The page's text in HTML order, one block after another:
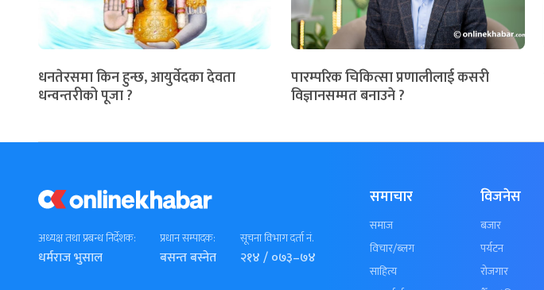
धनतेरसमा किन हुन्छ, आयुर्वेदका देवता
धन्वन्तरीको पूजा ?
पारम्परिक चिकित्सा प्रणालीलाई कसरी
विज्ञानसम्मत बनाउने ?
अध्यक्ष तथा प्रबन्ध निर्देशक:
धर्मराज भुसाल
प्रधान सम्पादक:
बसन्त बस्नेत
सूचना विभाग दर्ता नं.
२१४ / ०७३–७४
समाचार
समाज
विचार/ब्लग
साहित्य
विजनेस
बजार
पर्यटन
रोजगार